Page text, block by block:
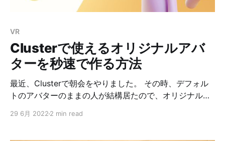
ッファーチューブに取り付ける 11. 元に戻して完了 スト
ック
VR
Clusterで使えるオリジナルアバ
ターを秒速で作る方法
最近、Clusterで朝会をやりました。 その時、デフォル
トのアバターのままの人が結構居たので、オリジナルの
の内容をまとめておこうかなと思います。 結論 まず、
29 6月 2022 2 min read